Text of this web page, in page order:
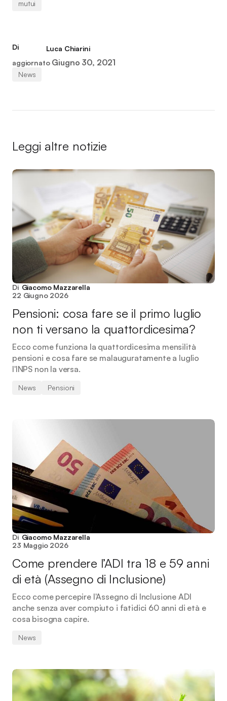
mutui
Di
Luca Chiarini
aggiornato Giugno 30, 2021
News
Leggi altre notizie
Di Giacomo Mazzarella
22 Giugno 2026
Pensioni: cosa fare se il primo luglio
non ti versano la quattordicesima?
Ecco come funziona la quattordicesima mensilità
pensioni e cosa fare se malauguratamente a luglio
l'INPS non la versa.
News Pensioni
Di Giacomo Mazzarella
23 Maggio 2026
Come prendere l’ADI tra 18 e 59 anni
di età (Assegno di Inclusione)
Ecco come percepire l'Assegno di Inclusione ADI
anche senza aver compiuto i fatidici 60 anni di età e
cosa bisogna capire.
News